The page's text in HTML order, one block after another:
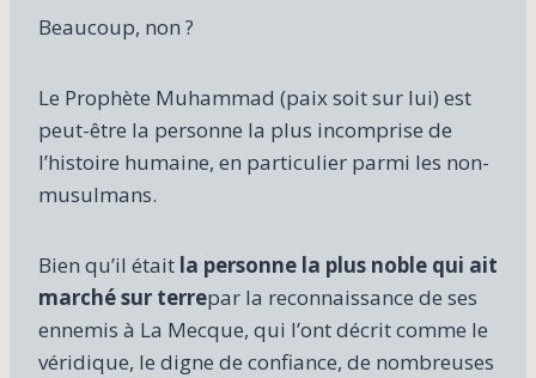
Beaucoup, non ?
Le Prophète Muhammad (paix soit sur lui) est
peut-être la personne la plus incomprise de
l’histoire humaine, en particulier parmi les non-
musulmans.
Bien qu’il était la personne la plus noble qui ait
marché sur terrepar la reconnaissance de ses
ennemis à La Mecque, qui l’ont décrit comme le
véridique, le digne de confiance, de nombreuses